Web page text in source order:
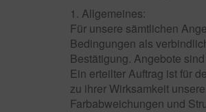
1. Allgemeines:
Für unsere sämtlichen
Bedingungen als
Bestätigung. Angebote
Ein erteilter Auftrag ist für
zu ihrer Wirksamkeit
Farbabweichungen und